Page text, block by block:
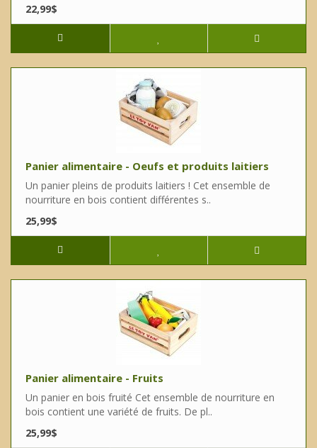
22,99$
Panier alimentaire - Oeufs et produits laitiers
Un panier pleins de produits laitiers ! Cet ensemble de
nourriture en bois contient différentes s..
25,99$
Panier alimentaire - Fruits
Un panier en bois fruité Cet ensemble de nourriture en
bois contient une variété de fruits. De pl..
25,99$